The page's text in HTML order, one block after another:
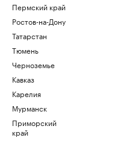
Пермский край
Ростов-на-Дону
Татарстан
Тюмень
Черноземье
Кавказ
Карелия
Мурманск
Приморский
край